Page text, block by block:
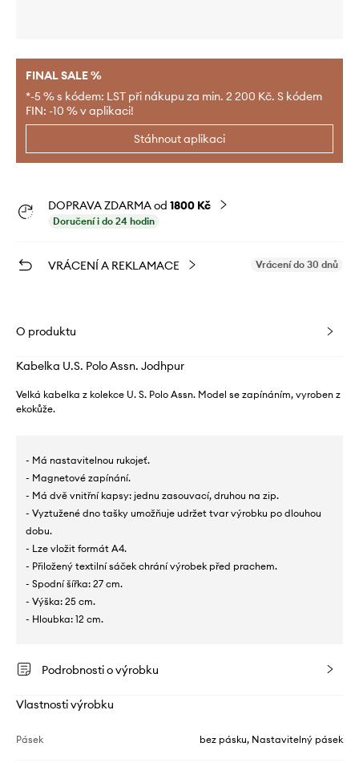
FINAL SALE %
*-5 % s kódem: LST při nákupu za min. 2 200 Kč. S kódem
FIN: -10 % v aplikaci!
Stáhnout aplikaci
DOPRAVA ZDARMA od 1800 Kč
Doručení i do 24 hodin
VRÁCENÍ A REKLAMACE Vrácení do 30 dnů
O produktu
Kabelka U.S. Polo Assn. Jodhpur
Velká kabelka z kolekce U. S. Polo Assn. Model se zapínáním, vyroben z
ekokůže.
- Má nastavitelnou rukojeť.
- Magnetové zapínání.
- Má dvě vnitřní kapsy: jednu zasouvací, druhou na zip.
- Vyztužené dno tašky umožňuje udržet tvar výrobku po dlouhou
dobu.
- Lze vložit formát A4.
- Přiložený textilní sáček chrání výrobek před prachem.
- Spodní šířka: 27 cm.
- Výška: 25 cm.
- Hloubka: 12 cm.
Podrobnosti o výrobku
Vlastnosti výrobku
Pásek bez pásku, Nastavitelný pásek